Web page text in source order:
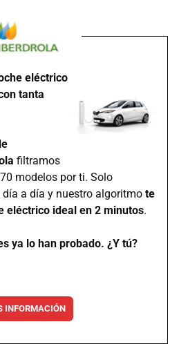
eléctrico
tanta
filtramos
modelos por ti. Solo
a día y nuestro algoritmo te
eléctrico ideal en 2 minutos.
ya lo han probado. ¿Y tú?
INFORMACIÓN